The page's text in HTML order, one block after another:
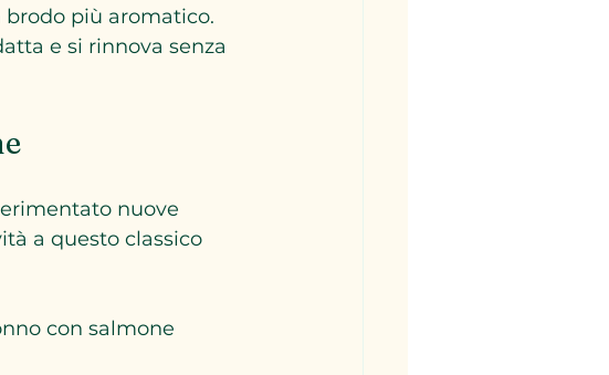
brodo più aromatico.
e si rinnova senza
nuove
a questo classico
con salmone